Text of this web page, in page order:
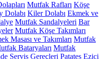
Mutfak Rafları Köşe
Dolabı Kiler Dolabı Ekmek ve
Mutfak Sandalyeleri Bar
Mutfak Köşe Takımları
Masası ve Takımları Mutfak
Bataryaları Mutfak
Servis Gereçleri Patates Ezici